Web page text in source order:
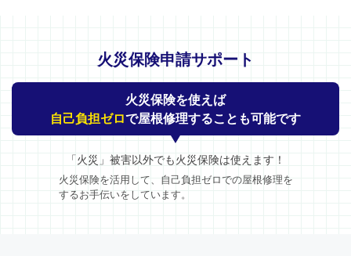
火災保険申請サポート
火災保険を使えば
自己負担ゼロで屋根修理することも可能です
「火災」被害以外でも火災保険は使えます！
火災保険を活用して、自己負担ゼロでの屋根修理を
するお手伝いをしています。